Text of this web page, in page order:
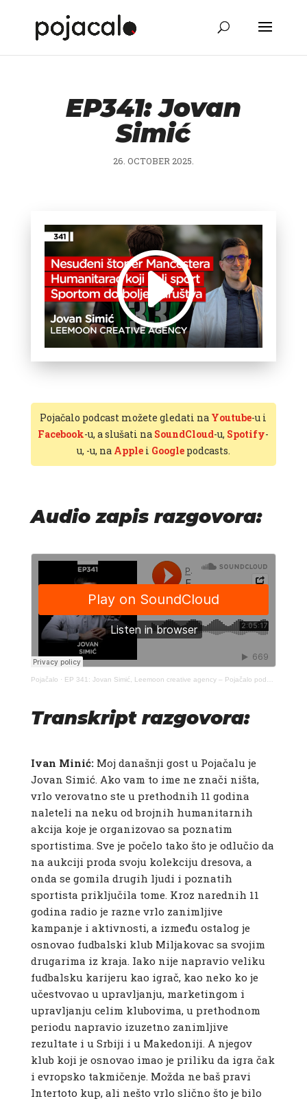
EP341: Jovan
Simić
26. OCTOBER 2025.
Pojačalo podcast možete gledati na Youtube-u i
Facebook-u, a slušati na SoundCloud-u, Spotify-
u, -u, na Applei Googlepodcasts.
Audio zapis razgovora:
Pojačalo · EP 341: Jovan Simić, Leemoon creative agency – Pojačalo podcast
Transkript razgovora:
Ivan Minić:​ Moj današnji gost u Pojačalu je
Jovan Simić. Ako vam to ime ne znači ništa,
vrlo verovatno ste u prethodnih 11 godina
naleteli na neku od brojnih humanitarnih
akcija koje je organizovao sa poznatim
sportistima. Sve je počelo tako što je odlučio da
na aukciji proda svoju kolekciju dresova, a
onda se gomila drugih ljudi i poznatih
sportista priključila tome. Kroz narednih 11
godina radio je razne vrlo zanimljive
kampanje i aktivnosti, a između ostalog je
osnovao fudbalski klub Miljakovac sa svojim
drugarima iz kraja. Iako nije napravio veliku
fudbalsku karijeru kao igrač, kao neko ko je
učestvovao u upravljanju, marketingom i
upravljanju celim klubovima, u prethodnom
periodu napravio izuzetno zanimljive
rezultate i u Srbiji i u Makedoniji. A njegov
klub koji je osnovao imao je priliku da igra čak
i evropsko takmičenje. Možda ne baš pravi
Intertoto kup, ali nešto vrlo slično što je bilo